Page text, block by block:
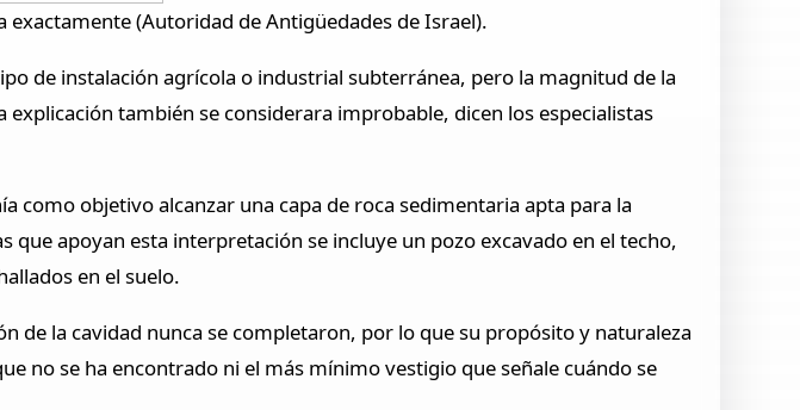
(Autoridad de Antigüedades de Israel).
de instalación agrícola o industrial subterránea, pero la magnitud de la
también se considerara improbable, dicen los especialistas
como objetivo alcanzar una capa de roca sedimentaria apta para la
apoyan esta interpretación se incluye un pozo excavado en el techo,
en el suelo.
de la cavidad nunca se completaron, por lo que su propósito y naturaleza
no se ha encontrado ni el más mínimo vestigio que señale cuándo se